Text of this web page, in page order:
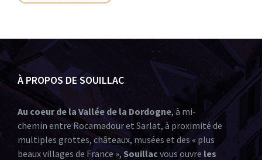
À PROPOS DE SOUILLAC
Au coeur de la Vallée de la Dordogne, à mi-
chemin entre Rocamadour et Sarlat, à proximité de
multiples grottes, châteaux, musées et des « plus
beaux villages de France », Souillacvous ouvre les